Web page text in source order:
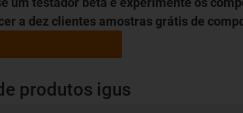
a dez clientes amostras grátis de
produtos igus